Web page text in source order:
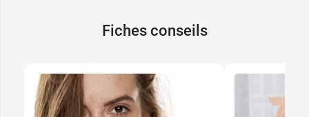
Fiches conseils